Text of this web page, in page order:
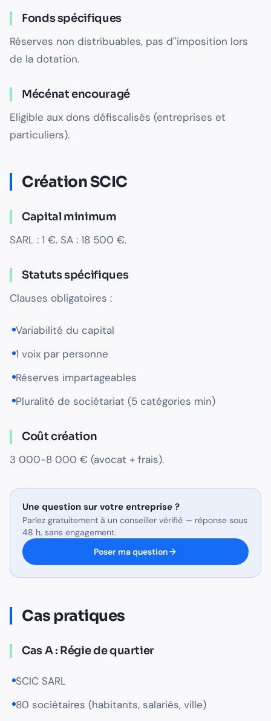
Fonds spécifiques
Réserves non distribuables, pas d''imposition lors
de la dotation.
Mécénat encouragé
Eligible aux dons défiscalisés (entreprises et
particuliers).
Création SCIC
Capital minimum
SARL : 1 €. SA : 18 500 €.
Statuts spécifiques
Clauses obligatoires :
Variabilité du capital
1 voix par personne
Réserves impartageables
Pluralité de sociétariat (5 catégories min)
Coût création
3 000-8 000 € (avocat + frais).
Une question sur votre entreprise ?
Parlez gratuitement à un conseiller vérifié — réponse sous
48 h, sans engagement.
Poser ma question
Cas pratiques
Cas A : Régie de quartier
SCIC SARL
80 sociétaires (habitants, salariés, ville)